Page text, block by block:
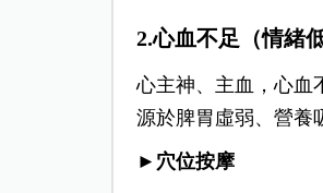
2.心血不足（情緒
心主神、主血，心血
源於脾胃虛弱、營養
►穴位按摩